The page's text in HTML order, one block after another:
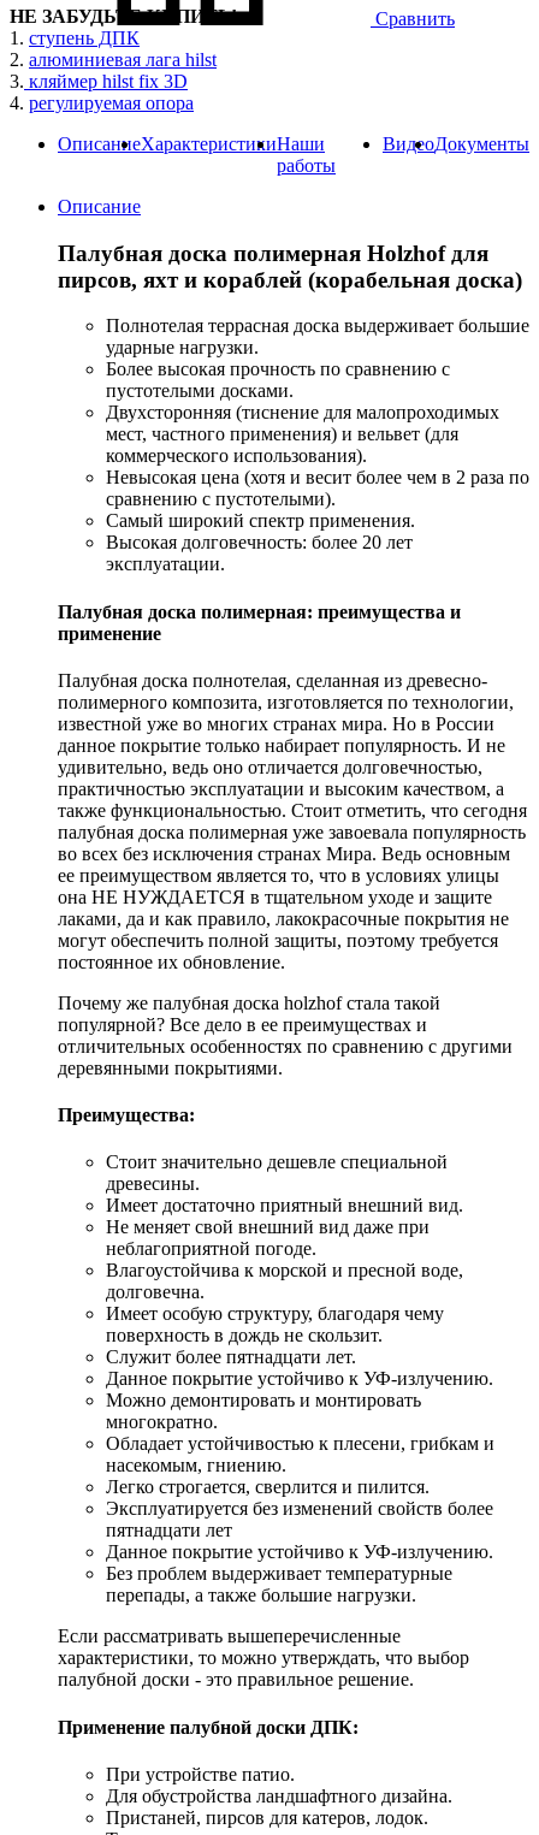
Сравнить
НЕ ЗАБУДЬТЕ КУПИТЬ!
1. ступень ДПК
2. алюминиевая лага hilst
3. кляймер hilst fix 3D
4. регулируемая опора
ОписаниеХарактеристикиНаши
работы
ВидеоДокументы
Описание
Палубная доска полимерная Holzhof для
пирсов, яхт и кораблей (корабельная доска)
Полнотелая террасная доска выдерживает большие
ударные нагрузки.
Более высокая прочность по сравнению с
пустотелыми досками.
Двухсторонняя (тиснение для малопроходимых
мест, частного применения) и вельвет (для
коммерческого использования).
Невысокая цена (хотя и весит более чем в 2 раза по
сравнению с пустотелыми).
Самый широкий спектр применения.
Высокая долговечность: более 20 лет
эксплуатации.
Палубная доска полимерная: преимущества и
применение
Палубная доска полнотелая, сделанная из древесно-
полимерного композита, изготовляется по технологии,
известной уже во многих странах мира. Но в России
данное покрытие только набирает популярность. И не
удивительно, ведь оно отличается долговечностью,
практичностью эксплуатации и высоким качеством, а
также функциональностью. Стоит отметить, что сегодня
палубная доска полимерная уже завоевала популярность
во всех без исключения странах Мира. Ведь основным
ее преимуществом является то, что в условиях улицы
она НЕ НУЖДАЕТСЯ в тщательном уходе и защите
лаками, да и как правило, лакокрасочные покрытия не
могут обеспечить полной защиты, поэтому требуется
постоянное их обновление.
Почему же палубная доска holzhof стала такой
популярной? Все дело в ее преимуществах и
отличительных особенностях по сравнению с другими
деревянными покрытиями.
Преимущества:
Стоит значительно дешевле специальной
древесины.
Имеет достаточно приятный внешний вид.
Не меняет свой внешний вид даже при
неблагоприятной погоде.
Влагоустойчива к морской и пресной воде,
долговечна.
Имеет особую структуру, благодаря чему
поверхность в дождь не скользит.
Служит более пятнадцати лет.
Данное покрытие устойчиво к УФ-излучению.
Можно демонтировать и монтировать
многократно.
Обладает устойчивостью к плесени, грибкам и
насекомым, гниению.
Легко строгается, сверлится и пилится.
Эксплуатируется без изменений свойств более
пятнадцати лет
Данное покрытие устойчиво к УФ-излучению.
Без проблем выдерживает температурные
перепады, а также большие нагрузки.
Если рассматривать вышеперечисленные
характеристики, то можно утверждать, что выбор
палубной доски - это правильное решение.
Применение палубной доски ДПК:
При устройстве патио.
Для обустройства ландшафтного дизайна.
Пристаней, пирсов для катеров, лодок.